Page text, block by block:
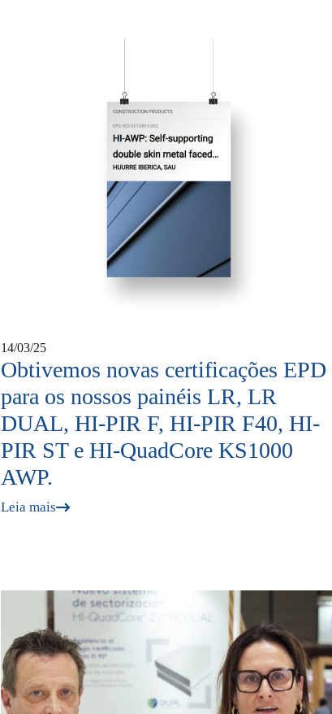
14/03/25
Obtivemos novas certificações EPD
para os nossos painéis LR, LR
DUAL, HI-PIR F, HI-PIR F40, HI-
PIR ST e HI-QuadCore KS1000
AWP.
Leia mais